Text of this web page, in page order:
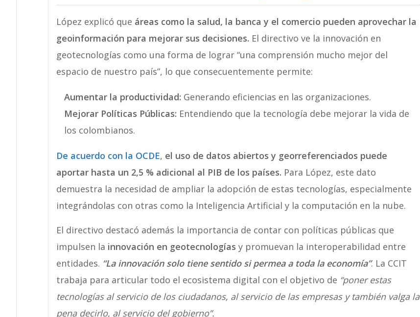
López explicó que áreas como la salud, la banca y el comercio pueden aprovechar la
geoinformación para mejorar sus decisiones. El directivo ve la innovación en
geotecnologías como una forma de lograr “una comprensión mucho mejor del
espacio de nuestro país”, lo que consecuentemente permite:
Aumentar la productividad: Generando eficiencias en las organizaciones.
Mejorar Políticas Públicas: Entendiendo que la tecnología debe mejorar la vida de
los colombianos.
De acuerdo con la OCDE, el uso de datos abiertos y georreferenciados puede
aportar hasta un 2,5 % adicional al PIB de los países. Para López, este dato
demuestra la necesidad de ampliar la adopción de estas tecnologías, especialmente
integrándolas con otras como la Inteligencia Artificial y la computación en la nube.
El directivo destacó además la importancia de contar con políticas públicas que
impulsen la innovación en geotecnologías y promuevan la interoperabilidad entre
entidades. “La innovación solo tiene sentido si permea a toda la economía”. La CCIT
trabaja para articular todo el ecosistema digital con el objetivo de “poner estas
tecnologías al servicio de los ciudadanos, al servicio de las empresas y también valga la
pena decirlo, al servicio del gobierno”.